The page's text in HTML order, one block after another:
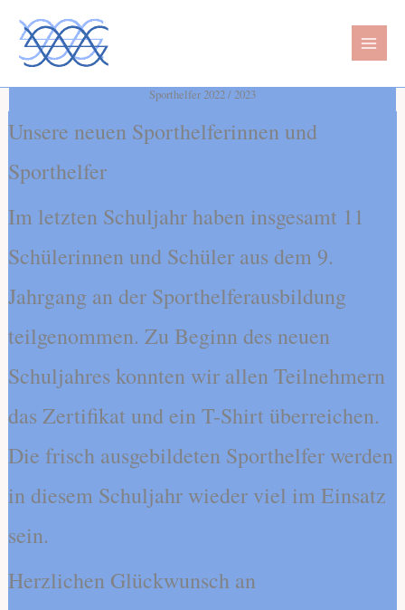
Inhalt
springen
Sporthelfer 2022 / 2023
Unsere neuen Sporthelferinnen und
Sporthelfer
Im letzten Schuljahr haben insgesamt 11
Schülerinnen und Schüler aus dem 9.
Jahrgang an der Sporthelferausbildung
teilgenommen. Zu Beginn des neuen
Schuljahres konnten wir allen Teilnehmern
das Zertifikat und ein T-Shirt überreichen.
Die frisch ausgebildeten Sporthelfer werden
in diesem Schuljahr wieder viel im Einsatz
sein.
Herzlichen Glückwunsch an